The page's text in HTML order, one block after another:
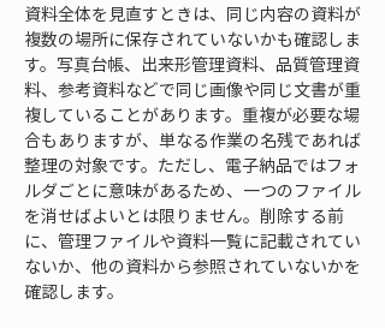
資料全体を見直すときは、同じ内容の資料が
複数の場所に保存されていないかも確認しま
す。写真台帳、出来形管理資料、品質管理資
料、参考資料などで同じ画像や同じ文書が重
複していることがあります。重複が必要な場
合もありますが、単なる作業の名残であれば
整理の対象です。ただし、電子納品ではフォ
ルダごとに意味があるため、一つのファイル
を消せばよいとは限りません。削除する前
に、管理ファイルや資料一覧に記載されてい
ないか、他の資料から参照されていないかを
確認します。